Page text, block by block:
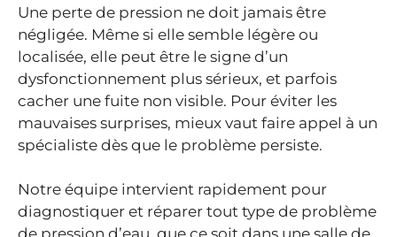
Une perte de pression ne doit jamais être
négligée. Même si elle semble légère ou
localisée, elle peut être le signe d’un
dysfonctionnement plus sérieux, et parfois
cacher une fuite non visible. Pour éviter les
mauvaises surprises, mieux vaut faire appel à un
spécialiste dès que le problème persiste.
Notre équipe intervient rapidement pour
diagnostiquer et réparer tout type de problème
de pression d’eau, que ce soit dans une salle de